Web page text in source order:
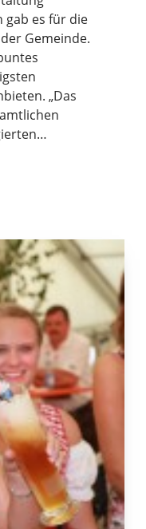
gab es für die
Gemeinde.
„Das